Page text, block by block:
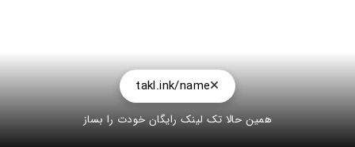
takl.ink/name
همین حالا تک لینک رایگان خودت را بساز